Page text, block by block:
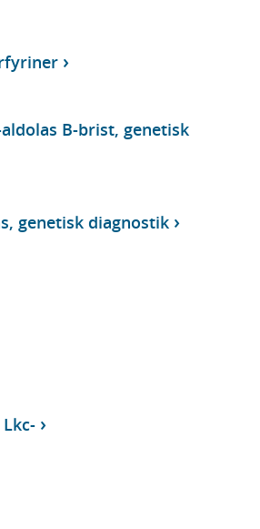
B-brist, genetisk
genetisk diagnostik